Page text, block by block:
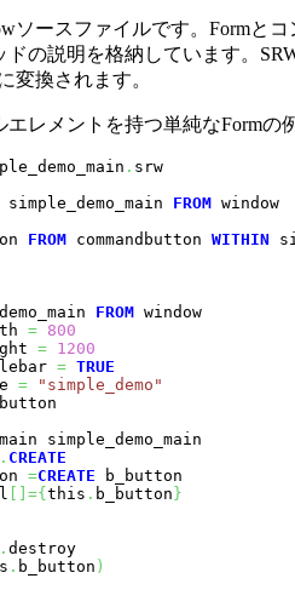
ソースファイルです。Formと
ドの説明を格納しています。
変換されます。
レメントを持つ単純なFormの
. srw
simple_demo_main FROM window
FROM commandbutton WITHIN
FROM window
= 800
= 1200
= TRUE
=
"simple_demo"
. CREATE
=CREATE b_button
={ this . b_button }
. destroy
. b_button )